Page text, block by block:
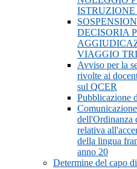
ISTRUZIONE
DECISORIA
VIAGGIO
Avviso per la
rivolte ai
sul QCER
Pubblicazione
dell'Ordinanza
relativa
della lingua
anno 20
Determine del capo